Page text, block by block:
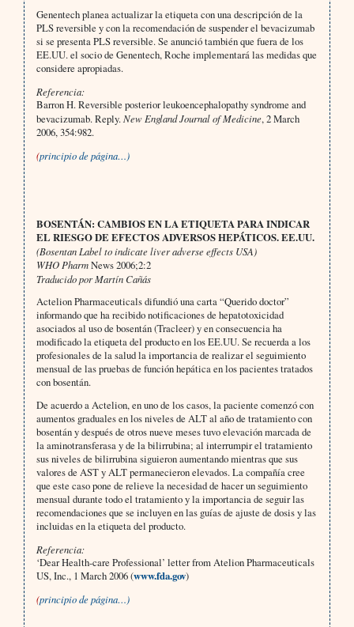
Genentech planea actualizar la etiqueta con una descripción de la
PLS reversible y con la recomendación de suspender el bevacizumab
si se presenta PLS reversible. Se anunció también que fuera de los
EE.UU. el socio de Genentech, Roche implementará las medidas que
considere apropiadas.
Referencia:
Barron H. Reversible posterior leukoencephalopathy syndrome and
bevacizumab. Reply.New England Journal of Medicine, 2 March
2006, 354:982.
(principio de página…)
BOSENTÁN: CAMBIOS EN LA ETIQUETA PARA INDICAR
EL RIESGO DE EFECTOS ADVERSOS HEPÁTICOS. EE.UU.
(Bosentan Label to indicate liver adverse effects USA)
WHO PharmNews 2006;2:2
Traducido por Martín Cañás
Actelion Pharmaceuticals difundió una carta “Querido doctor”
informando que ha recibido notificaciones de hepatotoxicidad
asociados al uso de bosentán (Tracleer) y en consecuencia ha
modificado la etiqueta del producto en los EE.UU. Se recuerda a los
profesionales de la salud la importancia de realizar el seguimiento
mensual de las pruebas de función hepática en los pacientes tratados
con bosentán.
De acuerdo a Actelion, en uno de los casos, la paciente comenzó con
aumentos graduales en los niveles de ALT al año de tratamiento con
bosentán y después de otros nueve meses tuvo elevación marcada de
la aminotransferasa y de la bilirrubina; al interrumpir el tratamiento
sus niveles de bilirrubina siguieron aumentando mientras que sus
valores de AST y ALT permanecieron elevados. La compañía cree
que este caso pone de relieve la necesidad de hacer un seguimiento
mensual durante todo el tratamiento y la importancia de seguir las
recomendaciones que se incluyen en las guías de ajuste de dosis y las
incluidas en la etiqueta del producto.
Referencia:
‘Dear Health-care Professional’ letter from Atelion Pharmaceuticals
US, Inc., 1 March 2006 (www.fda.gov)
(principio de página…)